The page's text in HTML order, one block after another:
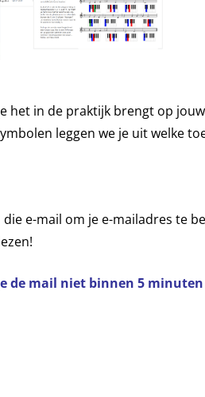
het in de praktijk brengt op jouw
leggen we je uit welke
e-mail om je e-mailadres te
de mail niet binnen 5